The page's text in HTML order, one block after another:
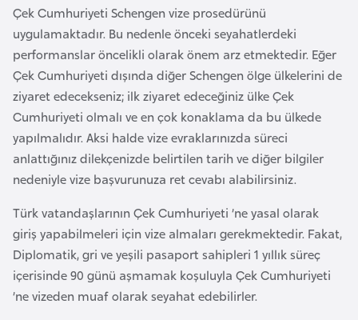
z
e
İ
ş
e
m
l
e
r
Çek Cumhuriyeti Schengen vize prosedürünü
uygulamaktadır. Bu nedenle önceki seyahatlerdeki
performanslar öncelikli olarak önem arz etmektedir. Eğer
Çek Cumhuriyeti dışında diğer Schengen ölge ülkelerini de
ziyaret edecekseniz; ilk ziyaret edeceğiniz ülke Çek
Cumhuriyeti olmalı ve en çok konaklama da bu ülkede
yapılmalıdır. Aksi halde vize evraklarınızda süreci
anlattığınız dilekçenizde belirtilen tarih ve diğer bilgiler
nedeniyle vize başvurunuza ret cevabı alabilirsiniz.
Türk vatandaşlarının Çek Cumhuriyeti ’ne yasal olarak
giriş yapabilmeleri için vize almaları gerekmektedir. Fakat,
Diplomatik, gri ve yeşili pasaport sahipleri 1 yıllık süreç
içerisinde 90 günü aşmamak koşuluyla Çek Cumhuriyeti
’ne vizeden muaf olarak seyahat edebilirler.
y
a
A
z
e
r
b
a
c
a
n